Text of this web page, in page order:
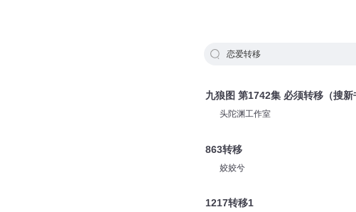
恋爱转移
九狼图 第1742集 必须转移（搜新
头陀渊工作室
863转移
姣姣兮
1217转移1